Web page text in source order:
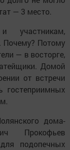
— 3 место.
участникам,
Почему? Потому
— в восторге,
Домой
от встречи
гостеприимных
дома-
Прокофьев
подопечных